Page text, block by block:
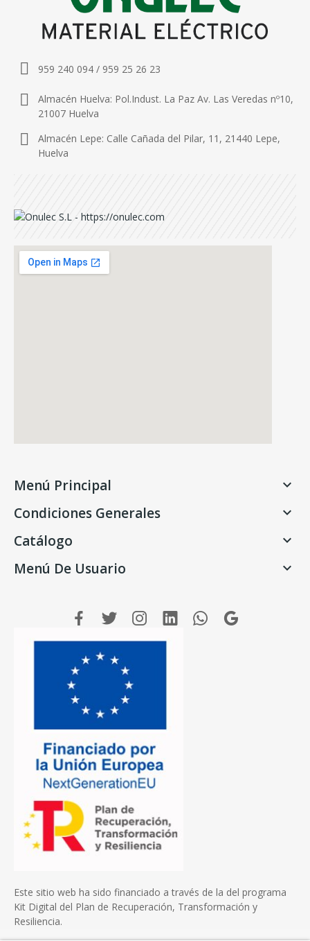
959 240 094 / 959 25 26 23
Almacén Huelva: Pol.Indust. La Paz Av. Las Veredas nº10,
21007 Huelva
Almacén Lepe: Calle Cañada del Pilar, 11, 21440 Lepe,
Huelva
Menú Principal 
Condiciones Generales 
Catálogo 
Menú De Usuario 
Este sitio web ha sido financiado a través de la del programa
Kit Digital del Plan de Recuperación, Transformación y
Resiliencia.